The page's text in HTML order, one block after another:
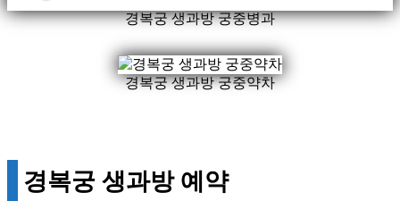
경복궁 생과방 궁중병과
경복궁 생과방 궁중약차
경복궁 생과방 예약